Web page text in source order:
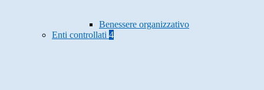
Benessere organizzativo
Enti controllati 4